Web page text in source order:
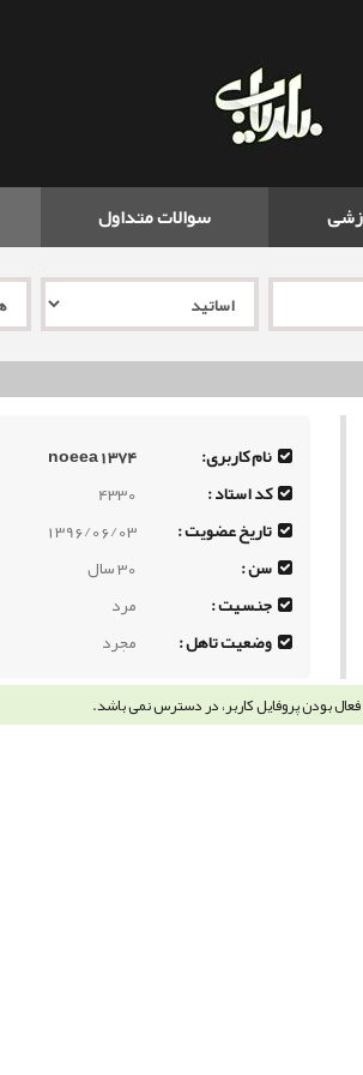
سوالات متداول
نام کاربری:
noeea1374
کد استاد :
4330
تاریخ عضویت :
1396/06/03
سن :
30 سال
جنسیت :
مرد
وضعیت تاهل :
مجرد
بودن پروفایل کاربر، در دسترس نمی باشد.